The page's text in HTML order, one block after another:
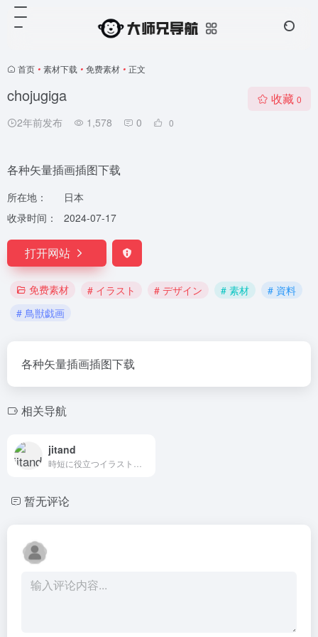
首页 • 素材下载 • 免费素材 • 正文
chojugiga
2年前发布 1,578 0 0
收藏 0
各种矢量插画插图下载
所在地：
日本
收录时间：
2024-07-17
打开网站
免费素材 # イラスト # デザイン # 素材
# 資料
# 鳥獣戯画
各种矢量插画插图下载
相关导航
jitand
暂无评论